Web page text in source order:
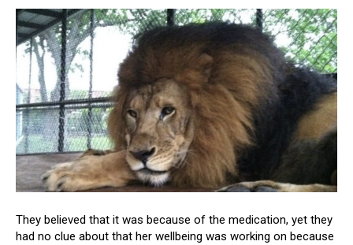
They believed that it was because of the medication, yet they
had no clue about that her wellbeing was working on because